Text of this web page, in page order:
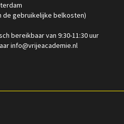
de gebruikelijke belkosten)
bereikbaar van 9:30-11:30 uur
info@vrijeacademie.nl